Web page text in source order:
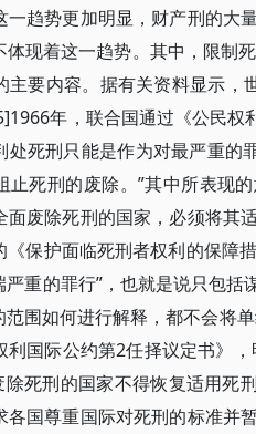
一趋势更加明显，财产刑的大
现着这一趋势。其中，限制
主要内容。据有关资料显示
年，联合国通过《公民权
死刑只能是作为对最严重的
止死刑的废除。”其中所表现
废除死刑的国家，必须将其
保护面临死刑者权利的保障
重的罪行”，也就是说只包括
围如何进行解释，都不会将
国际公约第2任择议定书》
除死刑的国家不得恢复适用死
各国尊重国际对死刑的标准并